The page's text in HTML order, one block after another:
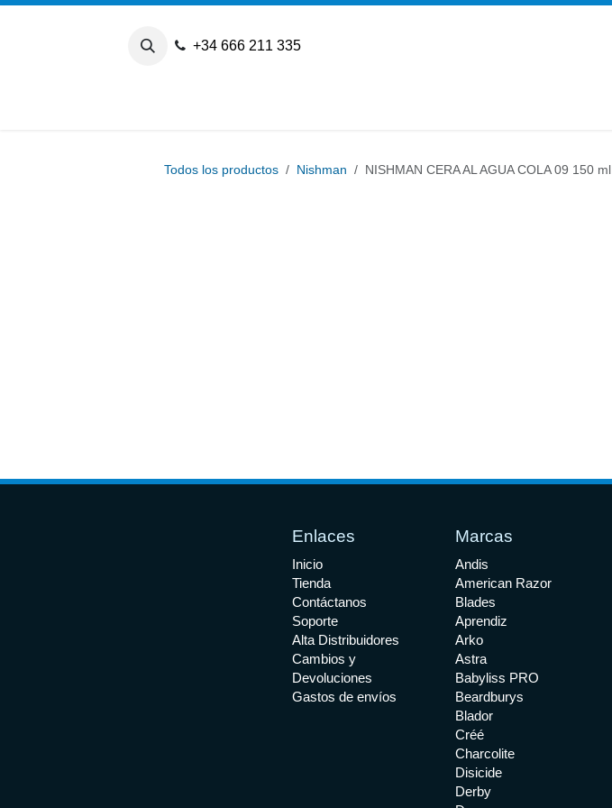
Ir al contenido
+34 666 211 335
Todos los productos Nishman NISHMAN CERA AL AGUA COLA 09 150 ml
Enlaces
Inicio
Tienda
Contáctanos
Soporte
Alta Distribuidores
Cambios y
Devoluciones
Gastos de envíos
Marcas
Andis
American Razor
Blades
Aprendiz
Arko
Astra
Babyliss PRO
Beardburys
Blador
Créé
Charcolite
Disicide
Derby